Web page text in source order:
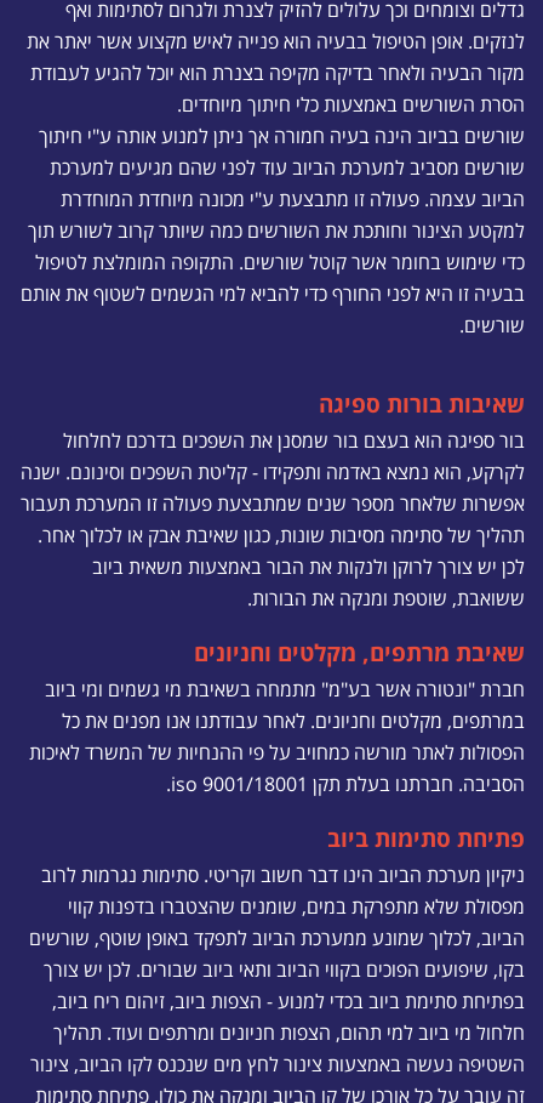
גדלים וצומחים וכך עלולים להזיק לצנרת ולגרום לסתימות ואף
לנזקים. אופן הטיפול בבעיה הוא פנייה לאיש מקצוע אשר יאתר את
מקור הבעיה ולאחר בדיקה מקיפה בצנרת הוא יוכל להגיע לעבודת
הסרת השורשים באמצעות כלי חיתוך מיוחדים.
שורשים בביוב הינה בעיה חמורה אך ניתן למנוע אותה ע"י חיתוך
שורשים מסביב למערכת הביוב עוד לפני שהם מגיעים למערכת
הביוב עצמה. פעולה זו מתבצעת ע"י מכונה מיוחדת המוחדרת
למקטע הצינור וחותכת את השורשים כמה שיותר קרוב לשורש תוך
כדי שימוש בחומר אשר קוטל שורשים. התקופה המומלצת לטיפול
בבעיה זו היא לפני החורף כדי להביא למי הגשמים לשטוף את אותם
שורשים.
שאיבות בורות ספיגה
בור ספיגה הוא בעצם בור שמסנן את השפכים בדרכם לחלחול
לקרקע, הוא נמצא באדמה ותפקידו - קליטת השפכים וסינונם. ישנה
אפשרות שלאחר מספר שנים שמתבצעת פעולה זו המערכת תעבור
תהליך של סתימה מסיבות שונות, כגון שאיבת אבק או לכלוך אחר.
לכן יש צורך לרוקן ולנקות את הבור באמצעות משאית ביוב
ששואבת, שוטפת ומנקה את הבורות.
שאיבת מרתפים, מקלטים וחניונים
חברת "ונטורה אשר בע"מ" מתמחה בשאיבת מי גשמים ומי ביוב
במרתפים, מקלטים וחניונים. לאחר עבודתנו אנו מפנים את כל
הפסולות לאתר מורשה כמחויב על פי ההנחיות של המשרד לאיכות
הסביבה. חברתנו בעלת תקן iso 9001/18001.
פתיחת סתימות ביוב
ניקיון מערכת הביוב הינו דבר חשוב וקריטי. סתימות נגרמות לרוב
מפסולת שלא מתפרקת במים, שומנים שהצטברו בדפנות קווי
הביוב, לכלוך שמונע ממערכת הביוב לתפקד באופן שוטף, שורשים
בקו, שיפועים הפוכים בקווי הביוב ותאי ביוב שבורים. לכן יש צורך
בפתיחת סתימת ביוב בכדי למנוע - הצפות ביוב, זיהום ריח ביוב,
חלחול מי ביוב למי תהום, הצפות חניונים ומרתפים ועוד. תהליך
השטיפה נעשה באמצעות צינור לחץ מים שנכנס לקו הביוב, צינור
זה עובר על כל אורכו של קו הביוב ומנקה את כולו. פתיחת סתימות